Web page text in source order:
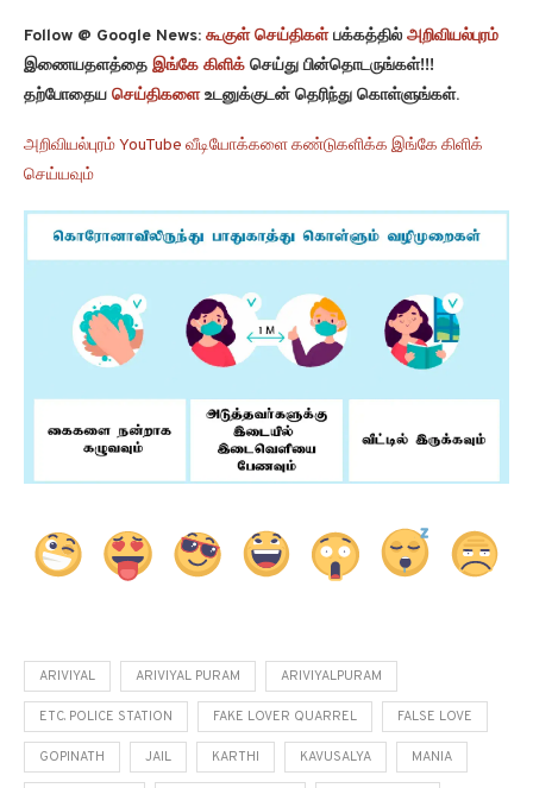
Follow @ Google News: கூகுள் செய்திகள்பக்கத்தில் அறிவியல்புரம்
இணையதளத்தை இங்கே கிளிக் செய்து பின்தொடருங்கள்!!!
தற்போதைய செய்திகளைஉடனுக்குடன் தெரிந்து கொள்ளுங்கள்.
அறிவியல்புரம் YouTube வீடியோக்களை கண்டுகளிக்க இங்கே கிளிக்
செய்யவும்
ARIVIYAL ARIVIYAL PURAM ARIVIYALPURAM
ETC. POLICE STATION FAKE LOVER QUARREL FALSE LOVE
GOPINATH JAIL KARTHI KAVUSALYA MANIA